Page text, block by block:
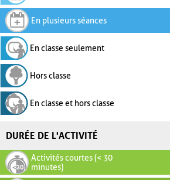
En plusieurs séances
En classe seulement
Hors classe
En classe et hors classe
DURÉE DE L'ACTIVITÉ
Activités courtes (< 30
minutes)